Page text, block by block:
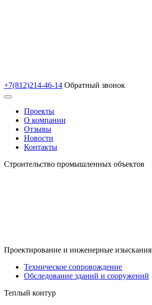
+7(812)214-46-14 Обратный звонок
Проекты
О компании
Отзывы
Новости
Контакты
Строительство промышленных объектов
Проектирование и инженерные изыскания
Техническое сопровождение
Обследование зданий и сооружений
Теплый контур